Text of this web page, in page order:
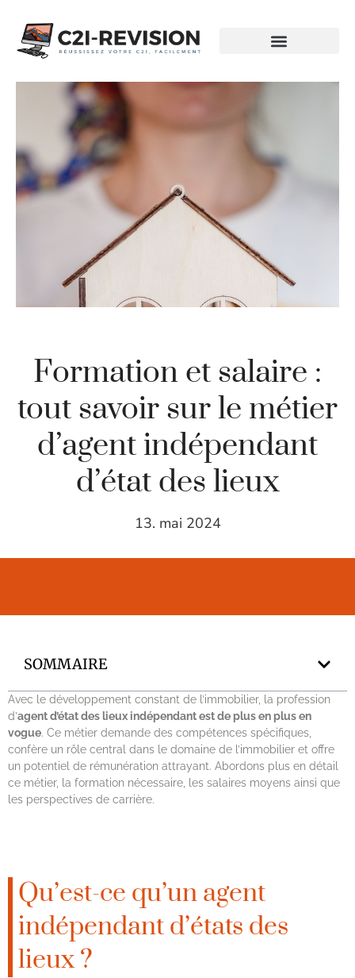
Formation et salaire :
tout savoir sur le métier
d’agent indépendant
d’état des lieux
13. mai 2024
SOMMAIRE
Avec le développement constant de l’immobilier, la profession
d’agent d’état des lieux indépendant est de plus en plus en
vogue. Ce métier demande des compétences spécifiques,
confère un rôle central dans le domaine de l’immobilier et offre
un potentiel de rémunération attrayant. Abordons plus en détail
ce métier, la formation nécessaire, les salaires moyens ainsi que
les perspectives de carrière.
Qu’est-ce qu’un agent
indépendant d’états des
lieux ?